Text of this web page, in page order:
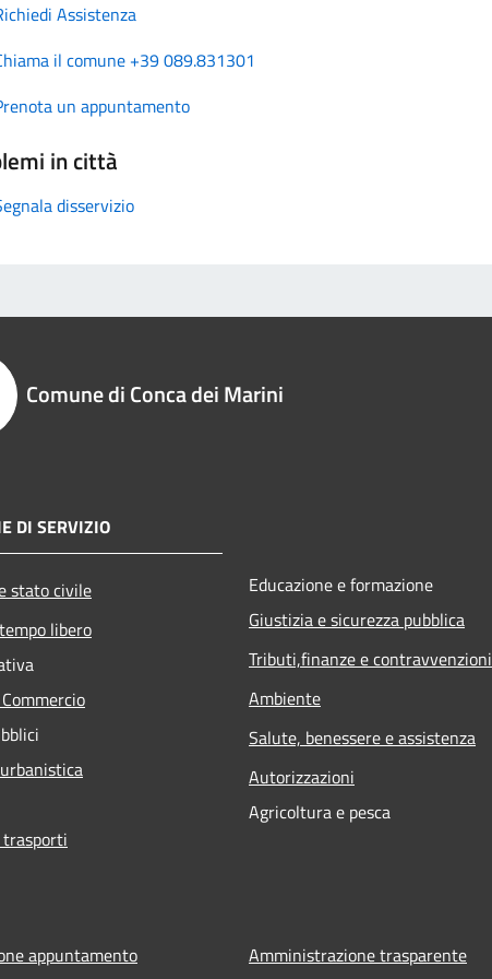
Assistenza
il comune +39 089.831301
un appuntamento
in città
disservizio
Comune di Conca dei Marini
DI SERVIZIO
stato civile
libero
Educazione e formazione
Giustizia e sicurezza pubblica
Tributi,finanze e contravvenzioni
Ambiente
Salute, benessere e assistenza
Autorizzazioni
Agricoltura e pesca
appuntamento Amministrazione trasparente